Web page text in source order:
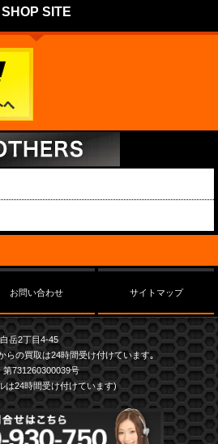
SHOP SITE
お問い合わせ サイトマップ
岳2丁目4-45
らの買取は24時間受け付けています｡
731260300039号
24時間受け付けています)